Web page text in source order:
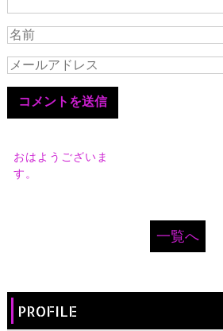
おはようございま
す。
一覧へ
PROFILE